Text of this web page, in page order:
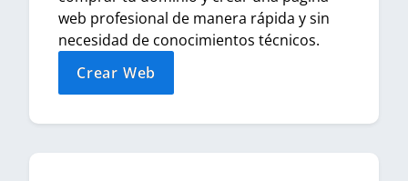
web profesional de manera rápida y sin
necesidad de conocimientos técnicos.
Crear Web